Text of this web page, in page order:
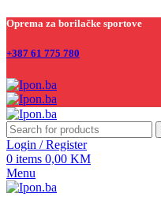
Oprema za borilačke sportove
+387 61 775 780
Login / Register
0 items 0,00 KM
Menu